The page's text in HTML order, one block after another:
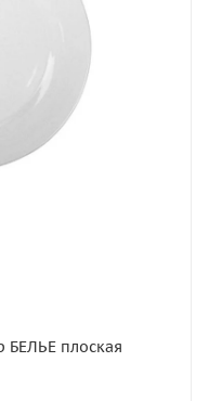
БЕЛЬЕ плоская